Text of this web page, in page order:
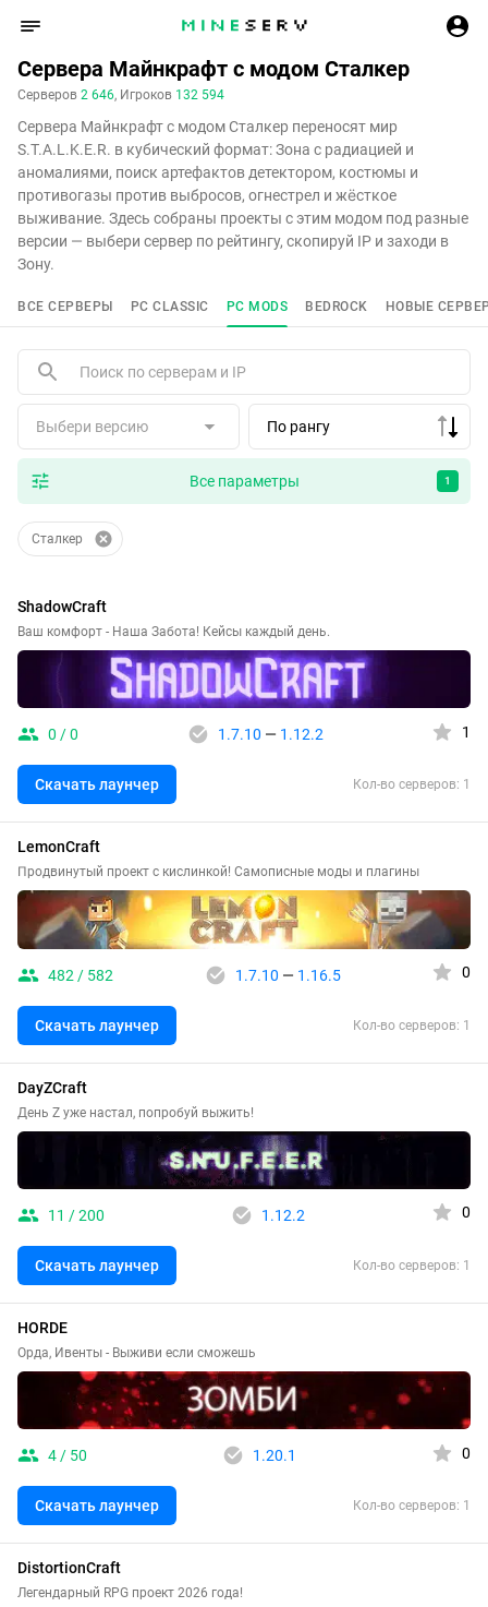
Сервера Майнкрафт с модом Сталкер
Серверов 2 646, Игроков 132 594
Сервера Майнкрафт с модом Сталкер переносят мир
S.T.A.L.K.E.R. в кубический формат: Зона с радиацией и
аномалиями, поиск артефактов детектором, костюмы и
противогазы против выбросов, огнестрел и жёсткое
выживание. Здесь собраны проекты с этим модом под разные
версии — выбери сервер по рейтингу, скопируй IP и заходи в
Зону.
ВСЕ СЕРВЕРЫ PC CLASSIC PC MODS BEDROCK НОВЫЕ
Выбери версию По рангу
Все параметры 1
Сталкер
ShadowCraft
Ваш комфорт - Наша Забота! Кейсы каждый день.
0 / 0 1.7.10 — 1.12.2 1
Скачать лаунчер Кол-во серверов: 1
LemonCraft
Продвинутый проект с кислинкой! Самописные моды и плагины
482 / 582 1.7.10 — 1.16.5 0
Скачать лаунчер Кол-во серверов: 1
DayZCraft
День Z уже настал, попробуй выжить!
11 / 200 1.12.2 0
Скачать лаунчер Кол-во серверов: 1
HORDE
Орда, Ивенты - Выживи если сможешь
4 / 50 1.20.1 0
Скачать лаунчер Кол-во серверов: 1
DistortionCraft
Легендарный RPG проект 2026 года!